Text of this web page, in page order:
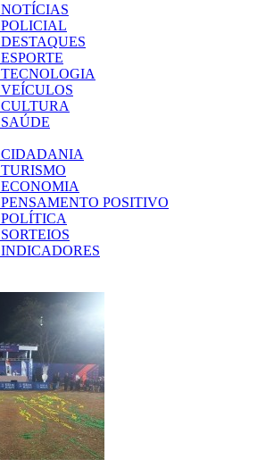
NOTÍCIAS
POLICIAL
DESTAQUES
ESPORTE
TECNOLOGIA
VEÍCULOS
CULTURA
SAÚDE
CIDADANIA
TURISMO
ECONOMIA
PENSAMENTO POSITIVO
POLÍTICA
SORTEIOS
INDICADORES